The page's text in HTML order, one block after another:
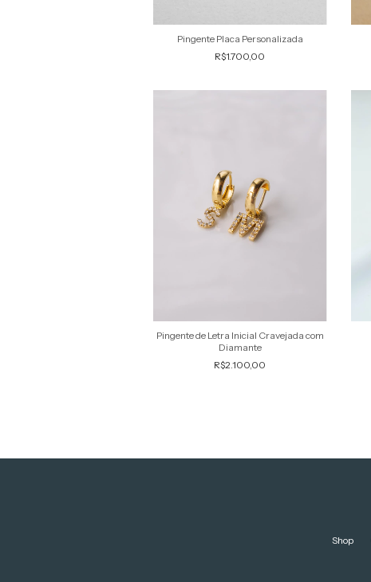
Pingente Placa Personalizada
R$1.700,00
Pingente de Letra Inicial Cravejada com
Diamante
R$2.100,00
Shop